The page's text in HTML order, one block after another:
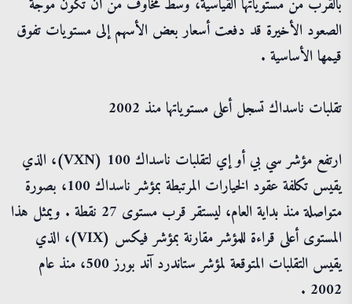
الصعود الأخيرة قد دفعت أسعار بعض الأسهم إلى مستويات تفوق
قيمها الأساسية .
تقلبات ناسداك تسجل أعلى مستوياتها منذ 2002
ارتفع مؤشر سي بي أو إي لتقلبات ناسداك 100 (VXN)، الذي
يقيس تكلفة عقود الخيارات المرتبطة بمؤشر ناسداك 100، بصورة
متواصلة منذ بداية العام، ليستقر قرب مستوى 27 نقطة . ويمثل هذا
المستوى أعلى قراءة للمؤشر مقارنة بمؤشر فيكس (VIX)، الذي
يقيس التقلبات المتوقعة لمؤشر ستاندرد آند بورز 500، منذ عام
2002 .